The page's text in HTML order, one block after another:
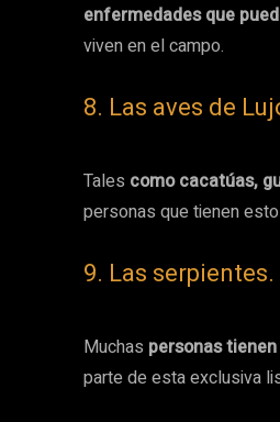
enfermedades que
viven en el campo.
8. Las aves de
Tales como cacatúas,
personas que tienen
9. Las serpientes.
Muchas personas
parte de esta exclusiva